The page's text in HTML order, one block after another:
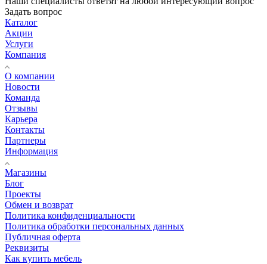
Задать вопрос
Каталог
Акции
Услуги
Компания
О компании
Новости
Команда
Отзывы
Карьера
Контакты
Партнеры
Информация
Магазины
Блог
Проекты
Обмен и возврат
Политика конфиденциальности
Политика обработки персональных данных
Публичная оферта
Реквизиты
Как купить мебель